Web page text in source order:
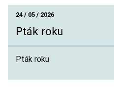
24 / 05 / 2026
Pták roku
Pták roku